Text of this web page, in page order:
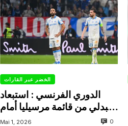
الخضر عبر القارات
الدوري الفرنسي : استبعاد
عبدلي من قائمة مرسيليا أمام
نانت
Mai 1, 2026 0